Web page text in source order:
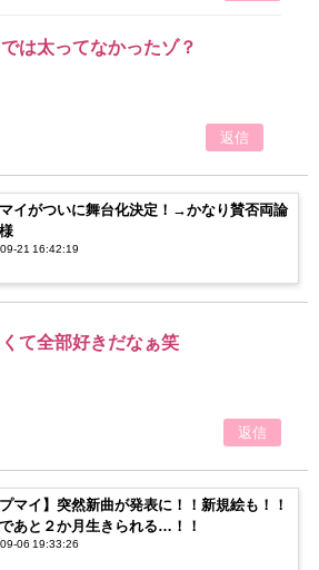
は太ってなかったゾ？
返信
マイがついに舞台化決定！→かなり賛否両論
21 16:42:19
て全部好きだなぁ笑
返信
プマイ】突然新曲が発表に！！新規絵も！！
あと２か月生きられる…！！
06 19:33:26